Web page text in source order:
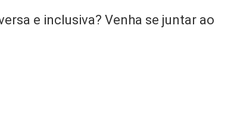
e inclusiva? Venha se juntar ao